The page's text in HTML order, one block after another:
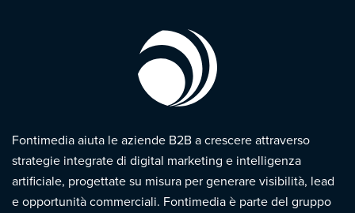
Fontimedia aiuta le aziende B2B a crescere attraverso
strategie integrate di digital marketing e intelligenza
artificiale, progettate su misura per generare visibilità, lead
e opportunità commerciali. Fontimedia è parte del gruppo